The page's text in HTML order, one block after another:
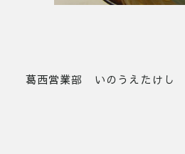
葛西営業部 いのうえたけし